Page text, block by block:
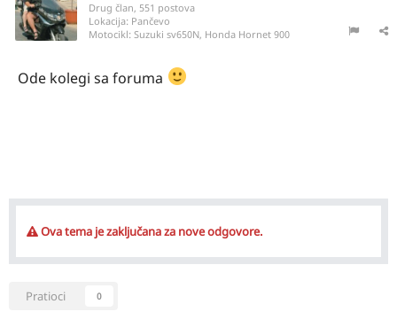
Drug član, 551 postova
Lokacija: Pančevo
Motocikl: Suzuki sv650N, Honda Hornet 900
Ode kolegi sa foruma
Ova tema je zaključana za nove odgovore.
Pratioci 0